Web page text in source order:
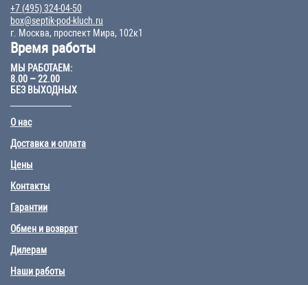
+7 (495) 324-04-50
box@septik-pod-kluch.ru
г. Москва, проспект Мира, 102к1
Время работы
МЫ РАБОТАЕМ:
8.00 – 22.00
БЕЗ ВЫХОДНЫХ
О нас
Доставка и оплата
Цены
Контакты
Гарантии
Обмен и возврат
Дилерам
Наши работы